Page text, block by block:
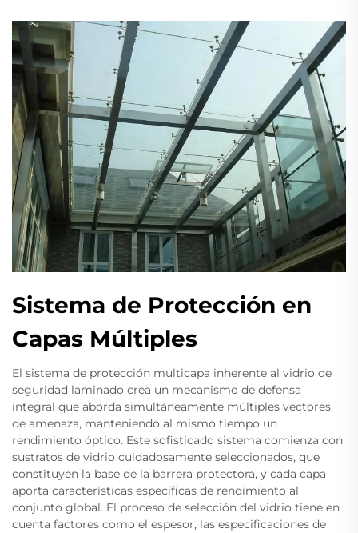
Sistema de Protección en
Capas Múltiples
El sistema de protección multicapa inherente al vidrio de
seguridad laminado crea un mecanismo de defensa
integral que aborda simultáneamente múltiples vectores
de amenaza, manteniendo al mismo tiempo un
rendimiento óptico. Este sofisticado sistema comienza con
sustratos de vidrio cuidadosamente seleccionados, que
constituyen la base de la barrera protectora, y cada capa
aporta características específicas de rendimiento al
conjunto global. El proceso de selección del vidrio tiene en
cuenta factores como el espesor, las especificaciones de